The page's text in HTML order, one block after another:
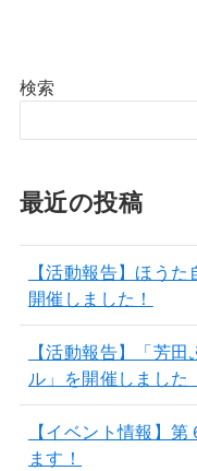
検索
最近の投稿
【活動報告】ほう
開催しました！
【活動報告】「芳
ル」を開催しました
【イベント情報】
ます！